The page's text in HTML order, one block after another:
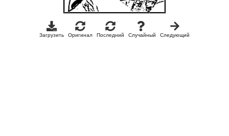
Загрузить Оригинал Последний Случайный Следующий